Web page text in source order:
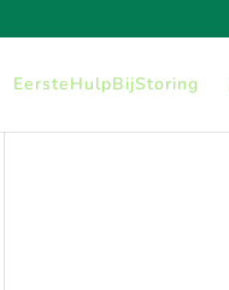
EersteHulpBijStoring